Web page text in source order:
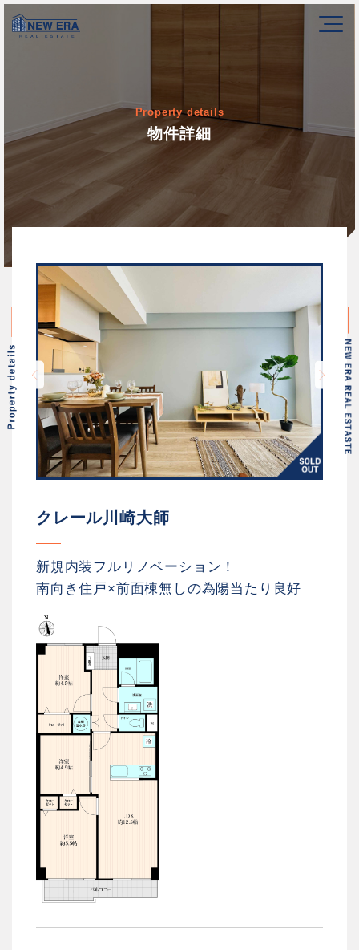
Property details
物件詳細
クレール川崎大師
新規内装フルリノベーション！
南向き住戸×前面棟無しの為陽当たり良好